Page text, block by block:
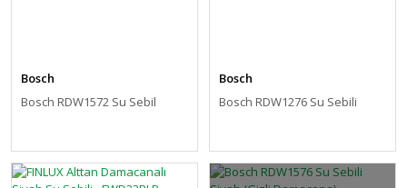
Bosch
Bosch RDW1572 Su Sebil
Bosch
Bosch RDW1276 Su Sebili